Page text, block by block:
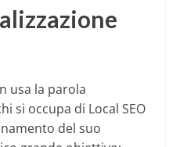
usa la parola
si occupa di Local SEO
del suo